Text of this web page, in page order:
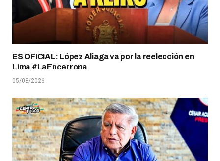
ES OFICIAL: López Aliaga va por la reelección en
Lima #LaEncerrona
05/08/2026